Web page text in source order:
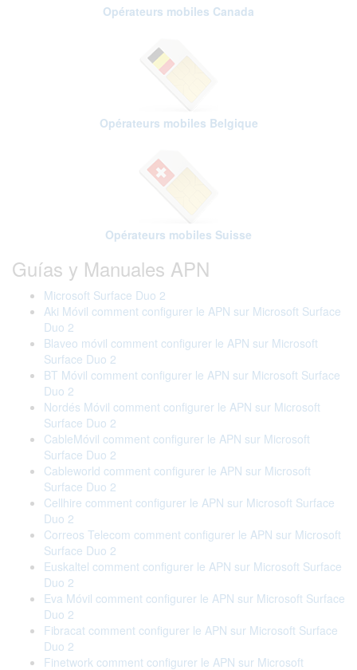
Opérateurs mobiles Canada
Opérateurs mobiles Belgique
Opérateurs mobiles Suisse
Guías y Manuales APN
Microsoft Surface Duo 2
Aki Móvil comment configurer le APN sur Microsoft Surface
Duo 2
Blaveo móvil comment configurer le APN sur Microsoft
Surface Duo 2
BT Móvil comment configurer le APN sur Microsoft Surface
Duo 2
Nordés Móvil comment configurer le APN sur Microsoft
Surface Duo 2
CableMóvil comment configurer le APN sur Microsoft
Surface Duo 2
Cableworld comment configurer le APN sur Microsoft
Surface Duo 2
Cellhire comment configurer le APN sur Microsoft Surface
Duo 2
Correos Telecom comment configurer le APN sur Microsoft
Surface Duo 2
Euskaltel comment configurer le APN sur Microsoft Surface
Duo 2
Eva Móvil comment configurer le APN sur Microsoft Surface
Duo 2
Fibracat comment configurer le APN sur Microsoft Surface
Duo 2
Finetwork comment configurer le APN sur Microsoft